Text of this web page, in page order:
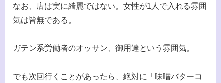
なお、店は実に綺麗ではない。女性が1人で入れる雰囲
気は皆無である。
ガテン系労働者のオッサン、御用達という雰囲気。
でも次回行くことがあったら、絶対に「味噌バターコ